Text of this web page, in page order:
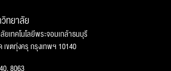
ทยาลัย
เทคโนโลยีพระจอมเกล้าธนบุรี
ขตทุ่งครุ กรุงเทพฯ 10140